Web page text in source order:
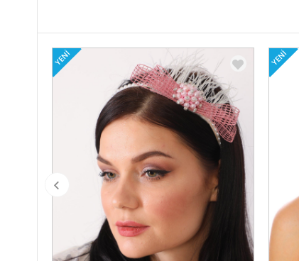
YENI YENI